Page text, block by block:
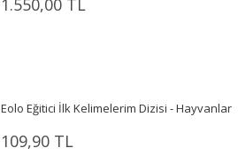
1.550,00 TL
Eolo Eğitici İlk Kelimelerim Dizisi - Hayvanlar
109,90 TL